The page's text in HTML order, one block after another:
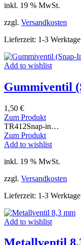
inkl. 19 % MwSt.
zzgl. Versandkosten
Lieferzeit: 1-3 Werktage
Add to wishlist
Gummiventil
1,50 €
Zum Produkt
TR412Snap-in…
Zum Produkt
Add to wishlist
inkl. 19 % MwSt.
zzgl. Versandkosten
Lieferzeit: 1-3 Werktage
Add to wishlist